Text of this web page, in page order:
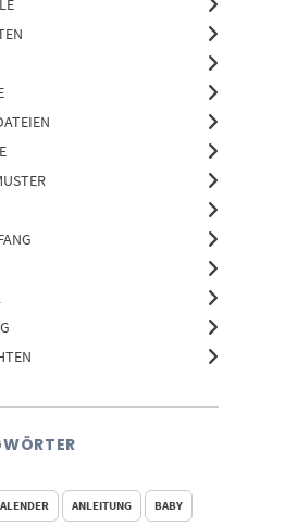
ANLEITUNG BABY